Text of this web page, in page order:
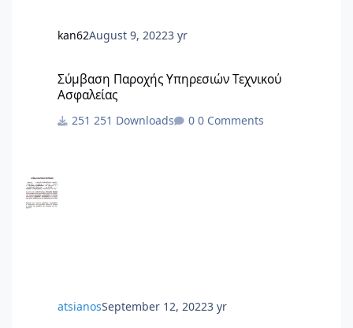
kan62August 9, 20223 yr
Σύμβαση Παροχής Υπηρεσιών Τεχνικού
Ασφαλείας
251 Downloads 0 Comments
atsianosSeptember 12, 20223 yr